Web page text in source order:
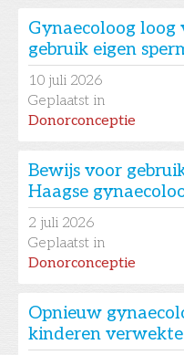
Gynaecoloog
gebruik eigen
10 juli 2026
Geplaatst in
Donorconceptie
Bewijs voor
Haagse
2 juli 2026
Geplaatst in
Donorconceptie
Opnieuw
kinderen